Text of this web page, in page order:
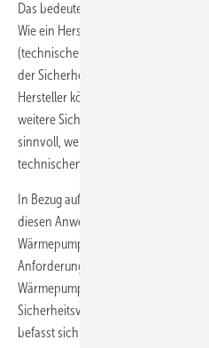
Das bedeutet auch, dass Leckagen
Wie ein Hersteller dies erreicht,
(technische Regelwerke)
der Sicherheitsanforderungen, da
Hersteller können aber, basierend
weitere Sicherheitsmaßnahmen
sinnvoll, wenn Normen noch nicht
technischen Entwicklung Rechnung
In Bezug auf die VRF/VRV-
diesen Anwendungsbereich gelten:
Wärmepumpen –
Anforderungen“ sowie der
Wärmepumpen IEC 60 335-2-40.
Sicherheitsvorschriften bezüglich
befasst sich auch mit der Toxizität